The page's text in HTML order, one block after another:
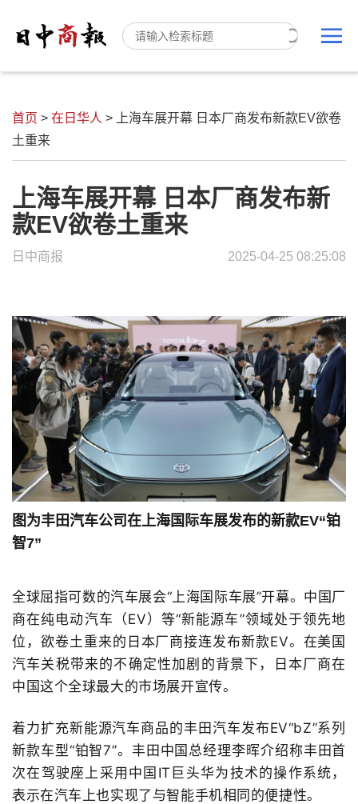
首页 > 在日华人 >
上海车展开幕 日本厂商发布新款EV欲卷
土重来
上海车展开幕 日本厂商发布新
款EV欲卷土重来
日中商报 2025-04-25 08:25:08
图为丰田汽车公司在上海国际车展发布的新款EV“铂
智7”
全球屈指可数的汽车展会“上海国际车展”开幕。中国厂
商在纯电动汽车（EV）等“新能源车”领域处于领先地
位，欲卷土重来的日本厂商接连发布新款EV。在美国
汽车关税带来的不确定性加剧的背景下，日本厂商在
中国这个全球最大的市场展开宣传。
着力扩充新能源汽车商品的丰田汽车发布EV“bZ”系列
新款车型“铂智7”。丰田中国总经理李晖介绍称丰田首
次在驾驶座上采用中国IT巨头华为技术的操作系统，
表示在汽车上也实现了与智能手机相同的便捷性。